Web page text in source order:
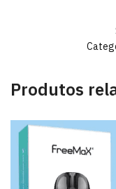
Produtos